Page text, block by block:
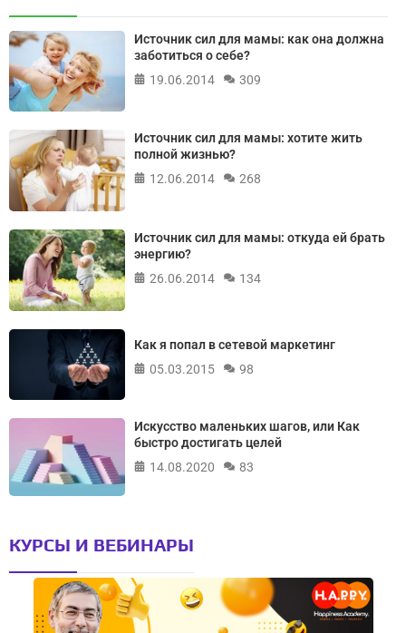
Источник сил для мамы: как она должна
заботиться о себе?
19.06.2014
309
Источник сил для мамы: хотите жить
полной жизнью?
12.06.2014
268
Источник сил для мамы: откуда ей брать
энергию?
26.06.2014
134
Как я попал в сетевой маркетинг
05.03.2015
98
Искусство маленьких шагов, или Как
быстро достигать целей
14.08.2020
83
КУРСЫ И ВЕБИНАРЫ